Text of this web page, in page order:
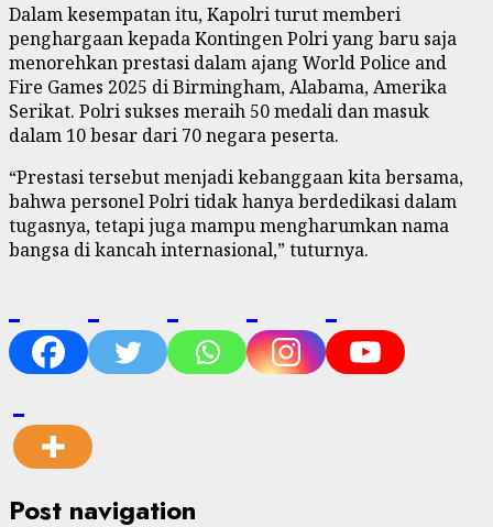
Dalam kesempatan itu, Kapolri turut memberi
penghargaan kepada Kontingen Polri yang baru saja
menorehkan prestasi dalam ajang World Police and
Fire Games 2025 di Birmingham, Alabama, Amerika
Serikat. Polri sukses meraih 50 medali dan masuk
dalam 10 besar dari 70 negara peserta.
“Prestasi tersebut menjadi kebanggaan kita bersama,
bahwa personel Polri tidak hanya berdedikasi dalam
tugasnya, tetapi juga mampu mengharumkan nama
bangsa di kancah internasional,” tuturnya.
Post navigation